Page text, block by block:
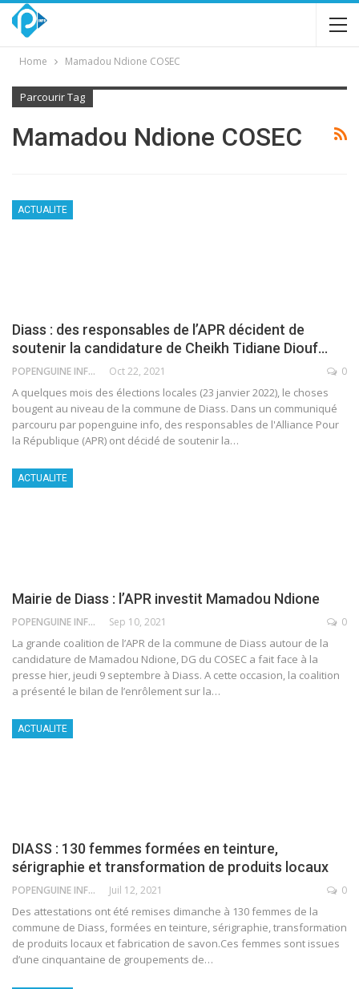
Home Mamadou Ndione COSEC
Parcourir Tag
Mamadou Ndione COSEC
ACTUALITE
Diass : des responsables de l’APR décident de
soutenir la candidature de Cheikh Tidiane Diouf…
POPENGUINE INFO Oct 22, 2021 0
A quelques mois des élections locales (23 janvier 2022), le choses
bougent au niveau de la commune de Diass. Dans un communiqué
parcouru par popenguine info, des responsables de l'Alliance Pour
la République (APR) ont décidé de soutenir la…
ACTUALITE
Mairie de Diass : l’APR investit Mamadou Ndione
POPENGUINE INFO Sep 10, 2021 0
La grande coalition de l’APR de la commune de Diass autour de la
candidature de Mamadou Ndione, DG du COSEC a fait face à la
presse hier, jeudi 9 septembre à Diass. A cette occasion, la coalition
a présenté le bilan de l’enrôlement sur la…
ACTUALITE
DIASS : 130 femmes formées en teinture,
sérigraphie et transformation de produits locaux
POPENGUINE INFO Juil 12, 2021 0
Des attestations ont été remises dimanche à 130 femmes de la
commune de Diass, formées en teinture, sérigraphie, transformation
de produits locaux et fabrication de savon.Ces femmes sont issues
d’une cinquantaine de groupements de…